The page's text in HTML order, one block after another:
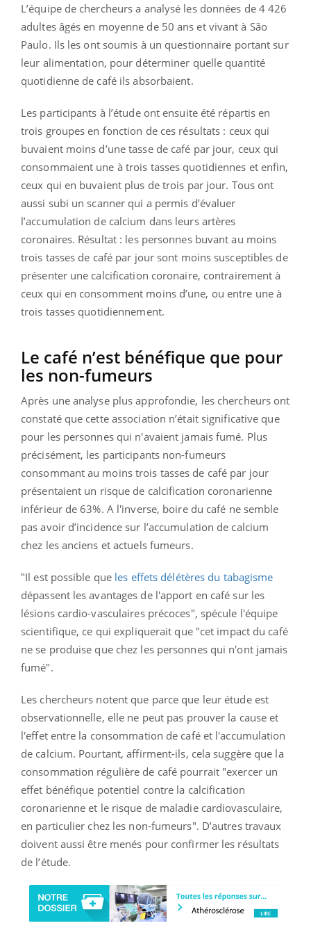
L’équipe de chercheurs a analysé les données de 4 426
adultes âgés en moyenne de 50 ans et vivant à São
Paulo. Ils les ont soumis à un questionnaire portant sur
leur alimentation, pour déterminer quelle quantité
quotidienne de café ils absorbaient.
Les participants à l’étude ont ensuite été répartis en
trois groupes en fonction de ces résultats : ceux qui
buvaient moins d’une tasse de café par jour, ceux qui
consommaient une à trois tasses quotidiennes et enfin,
ceux qui en buvaient plus de trois par jour. Tous ont
aussi subi un scanner qui a permis d’évaluer
l’accumulation de calcium dans leurs artères
coronaires. Résultat : les personnes buvant au moins
trois tasses de café par jour sont moins susceptibles de
présenter une calcification coronaire, contrairement à
ceux qui en consomment moins d’une, ou entre une à
trois tasses quotidiennement.
Le café n’est bénéfique que pour
les non-fumeurs
Après une analyse plus approfondie, les chercheurs ont
constaté que cette association n’était significative que
pour les personnes qui n'avaient jamais fumé. Plus
précisément, les participants non-fumeurs
consommant au moins trois tasses de café par jour
présentaient un risque de calcification coronarienne
inférieur de 63%. A l'inverse, boire du café ne semble
pas avoir d’incidence sur l’accumulation de calcium
chez les anciens et actuels fumeurs.
"Il est possible que les effets délétères du tabagisme
dépassent les avantages de l'apport en café sur les
lésions cardio-vasculaires précoces", spécule l'équipe
scientifique, ce qui expliquerait que "cet impact du café
ne se produise que chez les personnes qui n'ont jamais
fumé".
Les chercheurs notent que parce que leur étude est
observationnelle, elle ne peut pas prouver la cause et
l'effet entre la consommation de café et l'accumulation
de calcium. Pourtant, affirment-ils, cela suggère que la
consommation régulière de café pourrait"exercer un
effet bénéfique potentiel contre la calcification
coronarienne et le risque de maladie cardiovasculaire,
en particulier chez les non-fumeurs". D’autres travaux
doivent aussi être menés pour confirmer les résultats
de l’étude.